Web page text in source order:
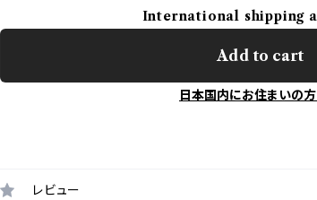
International shipping
Add to cart
日本国内にお住まいの
レビュー